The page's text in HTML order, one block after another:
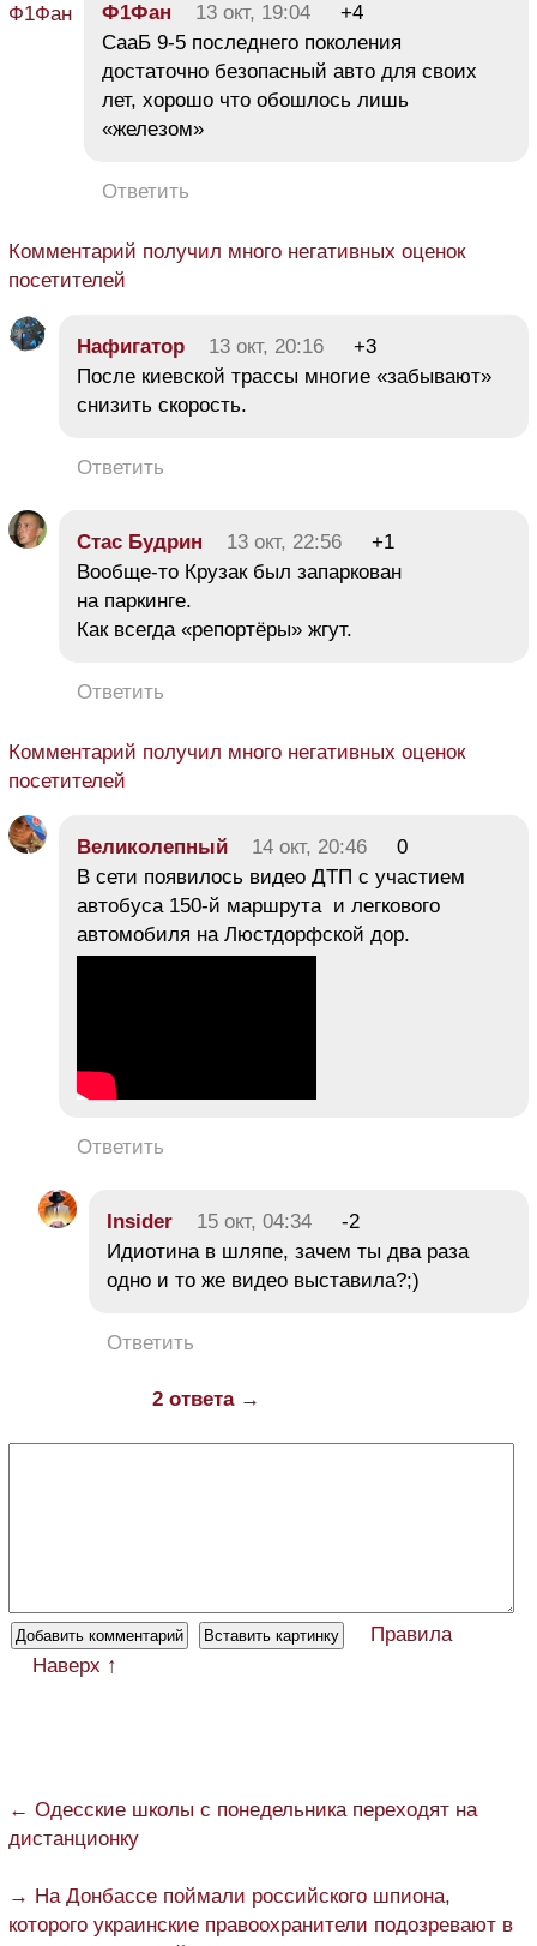
Ф1Фан 13 окт, 19:04
+4
СааБ 9-5 последнего поколения
достаточно безопасный авто для своих
лет, хорошо что обошлось лишь
«железом»
Ответить
Комментарий получил много негативных оценок
посетителей
Нафигатор 13 окт, 20:16
+3
После киевской трассы многие «забывают»
снизить скорость.
Ответить
Стас Будрин 13 окт, 22:56
+1
Вообще-то Крузак был запаркован
на паркинге.
Как всегда «репортёры» жгут.
Ответить
Комментарий получил много негативных оценок
посетителей
Великолепный 14 окт, 20:46
0
В сети появилось видео ДТП с участием
автобуса 150-й маршрута и легкового
автомобиля на Люстдорфской дор.
Ответить
Insider 15 окт, 04:34
-2
Идиотина в шляпе, зачем ты два раза
одно и то же видео выставила?;)
Ответить
2 ответа →
Правила
Наверх ↑
← Одесские школы с понедельника переходят на
дистанционку
→ На Донбассе поймали российского шпиона,
которого украинские правоохранители подозревают в